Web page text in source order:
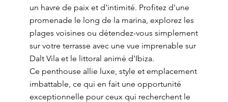
un havre de paix et d'intimité. Profitez d'une
promenade le long de la marina, explorez les
plages voisines ou détendez-vous simplement
sur votre terrasse avec une vue imprenable sur
Dalt Vila et le littoral animé d'Ibiza.
Ce penthouse allie luxe, style et emplacement
imbattable, ce qui en fait une opportunité
exceptionnelle pour ceux qui recherchent le